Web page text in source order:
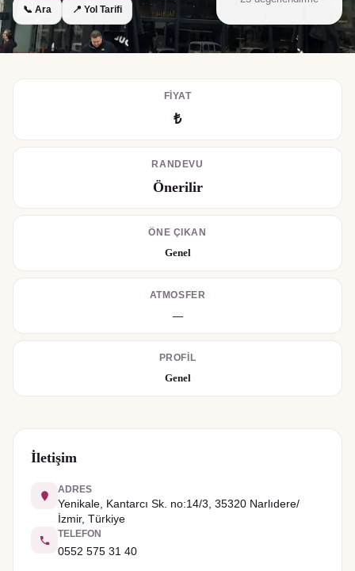
📞 Ara 📍 Yol Tarifi
FIYAT
₺
RANDEVU
Önerilir
ÖNE ÇIKAN
Genel
ATMOSFER
—
PROFIL
Genel
İletişim
ADRES
Yenikale, Kantarcı Sk. no:14/3, 35320 Narlıdere/
İzmir, Türkiye
TELEFON
0552 575 31 40